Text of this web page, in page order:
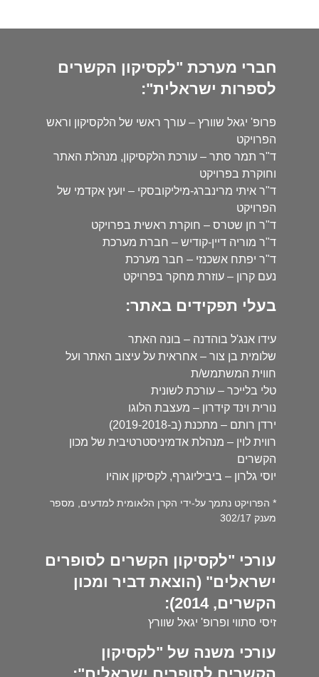
חברי מערכת "לקסיקון הקשרים
לספרות ישראלית":
פרופ' יגאל שוורץ – עורך ראשי של הלקסיקון וראש
הפרויקט
ד"ר תמר סתר – עורכת הלקסיקון, מנהלת האתר
וחוקרת בפרויקט
ד"ר איתי מרינברג-מיליקובסקי – יועץ אקדמי של
הפרויקט
ד"ר חן שטרס – חוקרת ראשית בפרויקט
ד"ר מוריה דיין-קודיש – חברת מערכת
ד"ר יפתח אשכנזי – חבר מערכת
נעם קרון – עוזרת מחקר בפרויקט
בעלי תפקידים באתר:
עידו אנג'ל בוהדנה – בונה האתר
שלומית בן צור – אחראית על עיצוב האתר ועל
חווית המשתמש/ת
טלי בלייכר – עורכת לשונית
נורית וינד קידרון – מעצבת הלוגו
ירדן רותם – מתכנת (ב-2019-2018)
רווית לוין – מנהלת אדמיניסטרטיבית של מכון
הקשרים
יוסי גלרון – ביביליוגרף, לקסיקון אוהיו
* הפרויקט נתמך על-ידי הקרן הלאומית למדעים, מספר
מענק 302/17
עורכי "לקסיקון הקשרים לסופרים
ישראלים" (הוצאת דביר ומכון
הקשרים, 2014):
זיסי סתווי ופרופ' יגאל שוורץ
עורכי משנה של "לקסיקון